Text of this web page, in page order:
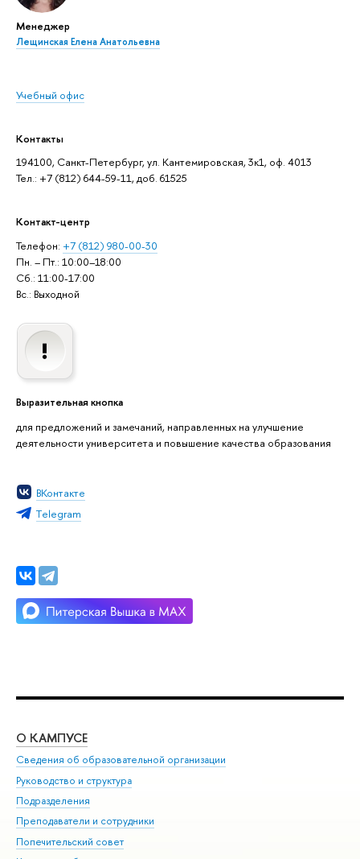
Менеджер
Лещинская Елена Анатольевна
Учебный офис
Контакты
194100, Санкт-Петербург, ул. Кантемировская, 3к1, оф. 4013
Тел.: +7 (812) 644-59-11, доб. 61525
Контакт-центр
Телефон: +7 (812) 980-00-30
Пн. – Пт.: 10:00–18:00
Сб.: 11:00-17:00
Вс.: Выходной
Выразительная кнопка
для предложений и замечаний, направленных на улучшение
деятельности университета и повышение качества образования
ВКонтакте
Тelegram
О КАМПУСЕ
Сведения об образовательной организации
Руководство и структура
Подразделения
Преподаватели и сотрудники
Попечительский совет